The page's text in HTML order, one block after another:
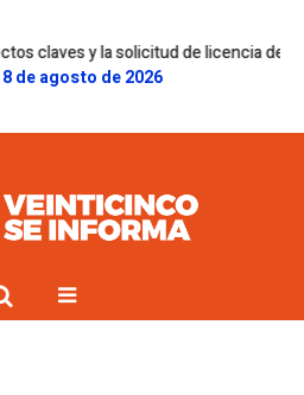
solicitud de licencia de Gregorini
de agosto de 2026